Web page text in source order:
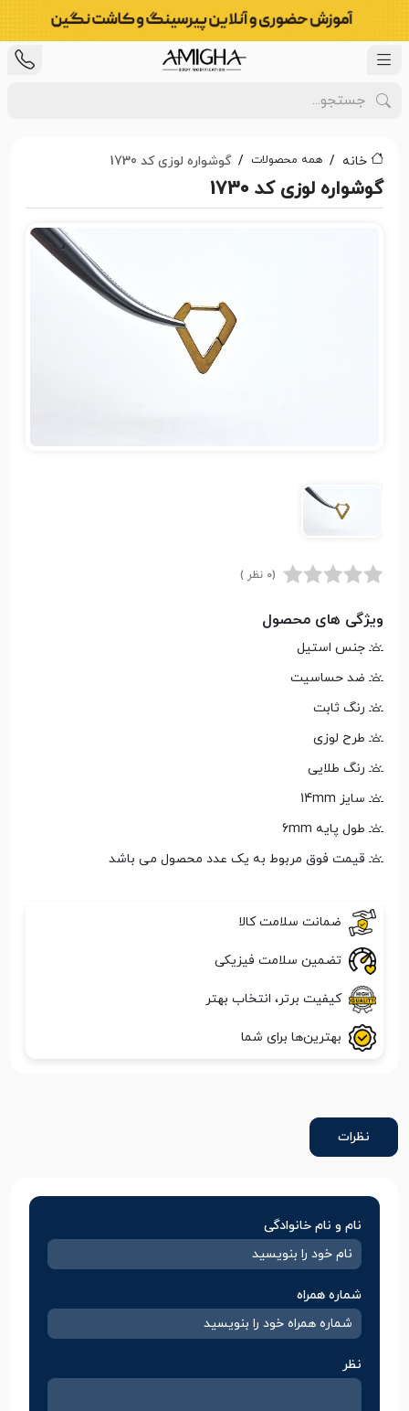
خانه همه محصولات گوشواره لوزی کد 1730
گوشواره لوزی کد 1730
(0 نظر )
ویژگی های محصول
جنس استیل
ضد حساسیت
رنگ ثابت
طرح لوزی
رنگ طلایی
سایز 14mm
طول پایه 6mm
قیمت فوق مربوط به یک عدد محصول می باشد
ضمانت سلامت کالا
تضمین سلامت فیزیکی
کیفیت برتر، انتخاب بهتر
بهترین‌ها برای شما
نظرات
نام و نام خانوادگی
شماره همراه
نظر